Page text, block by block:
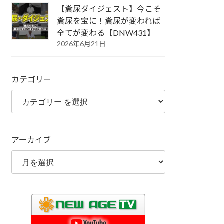
【糞尿ダイジェスト】今こそ
糞尿を宝に！糞尿が変われば
全てが変わる【DNW431】
2026年6月21日
カテゴリー
アーカイブ